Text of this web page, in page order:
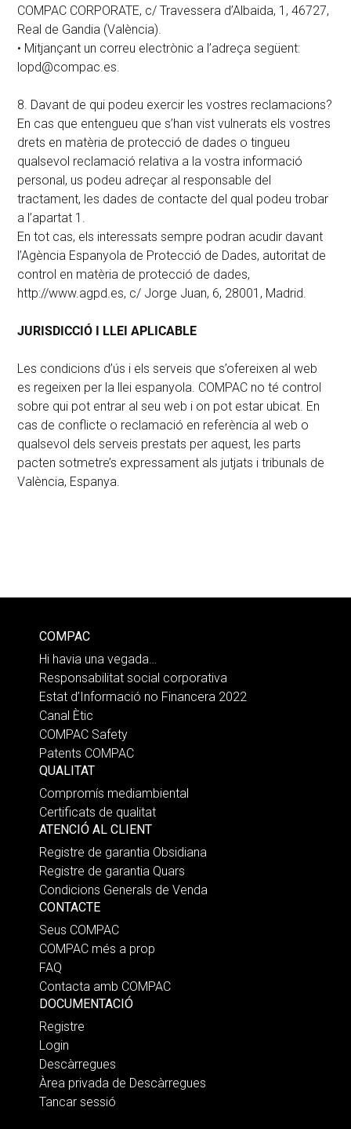
COMPAC CORPORATE, c/ Travessera d’Albaida, 1, 46727,
Real de Gandia (València).
• Mitjançant un correu electrònic a l’adreça següent:
lopd@compac.es.
8. Davant de qui podeu exercir les vostres reclamacions?
En cas que entengueu que s’han vist vulnerats els vostres
drets en matèria de protecció de dades o tingueu
qualsevol reclamació relativa a la vostra informació
personal, us podeu adreçar al responsable del
tractament, les dades de contacte del qual podeu trobar
a l’apartat 1.
En tot cas, els interessats sempre podran acudir davant
l’Agència Espanyola de Protecció de Dades, autoritat de
control en matèria de protecció de dades,
http://www.agpd.es, c/ Jorge Juan, 6, 28001, Madrid.
JURISDICCIÓ I LLEI APLICABLE
Les condicions d’ús i els serveis que s’ofereixen al web
es regeixen per la llei espanyola. COMPAC no té control
sobre qui pot entrar al seu web i on pot estar ubicat. En
cas de conflicte o reclamació en referència al web o
qualsevol dels serveis prestats per aquest, les parts
pacten sotmetre’s expressament als jutjats i tribunals de
València, Espanya.
COMPAC
Hi havia una vegada…
Responsabilitat social corporativa
Estat d’Informació no Financera 2022
Canal Ètic
COMPAC Safety
Patents COMPAC
QUALITAT
Compromís mediambiental
Certificats de qualitat
ATENCIÓ AL CLIENT
Registre de garantia Obsidiana
Registre de garantia Quars
Condicions Generals de Venda
CONTACTE
Seus COMPAC
COMPAC més a prop
FAQ
Contacta amb COMPAC
DOCUMENTACIÓ
Registre
Login
Descàrregues
Àrea privada de Descàrregues
Tancar sessió